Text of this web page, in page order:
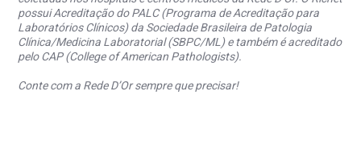
possui Acreditação do PALC (Programa de Acreditação para
Laboratórios Clínicos) da Sociedade Brasileira de Patologia
Clínica/Medicina Laboratorial (SBPC/ML) e também é acreditado
pelo CAP (College of American Pathologists).
Conte com a Rede D’Or sempre que precisar!